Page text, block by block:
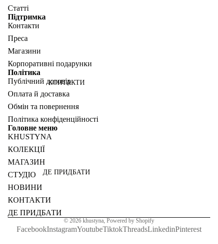
КОНТАКТИ
ДЕ ПРИДБАТИ
Статті
Підтримка
Контакти
Преса
Магазини
Корпоративні подарунки
Політика
Публічний договір
Оплата й доставка
Обмін та повернення
Політика конфіденційності
Головне меню
KHUSTYNA
КОЛЕКЦІЇ
МАГАЗИН
СТУДІО
НОВИНИ
КОНТАКТИ
ДЕ ПРИДБАТИ
© 2026 khustyna Powered by Shopify
FacebookInstagramYoutubeTiktokThreadsLinkedinPinterest